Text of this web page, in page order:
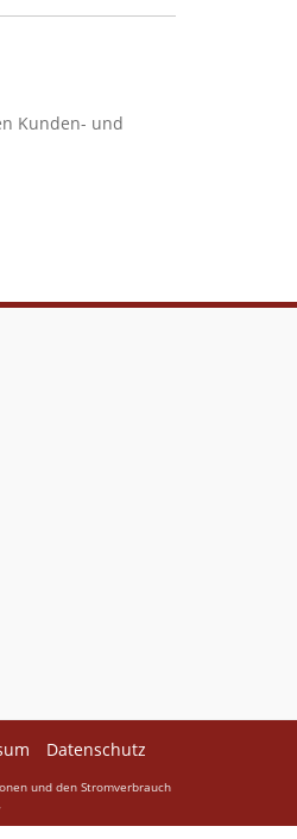
Kunden- und
Datenschutz
und den Stromverbrauch